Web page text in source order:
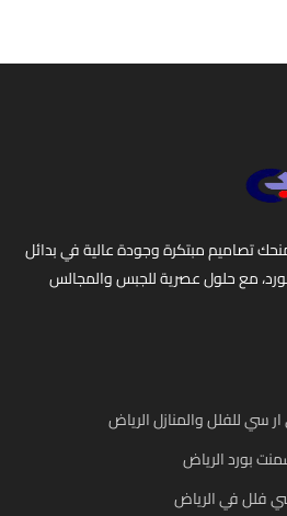
تصاميم مبتكرة وجودة عالية في بدائل
مع حلول عصرية للجبس والمجالس
للفلل والمنازل الرياض
بورد الرياض
فلل في الرياض